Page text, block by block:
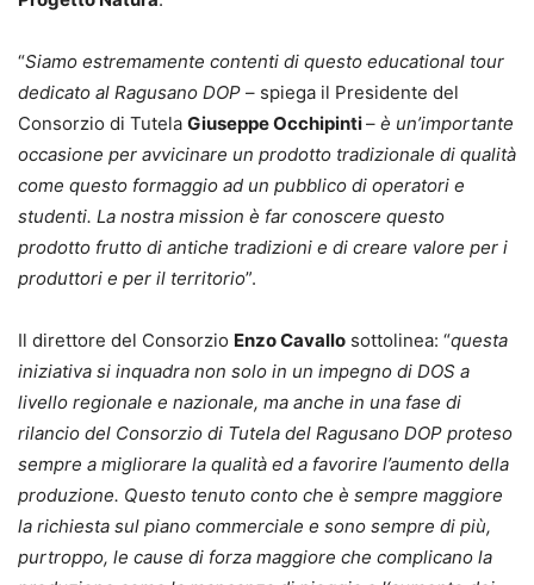
“Siamo estremamente contenti di questo educational tour
dedicato al Ragusano DOP – spiega il Presidente del
Consorzio di Tutela Giuseppe Occhipinti– è un’importante
occasione per avvicinare un prodotto tradizionale di qualità
come questo formaggio ad un pubblico di operatori e
studenti. La nostra mission è far conoscere questo
prodotto frutto di antiche tradizioni e di creare valore per i
produttori e per il territorio”.
Il direttore del Consorzio Enzo Cavallo sottolinea: “questa
iniziativa si inquadra non solo in un impegno di DOS a
livello regionale e nazionale, ma anche in una fase di
rilancio del Consorzio di Tutela del Ragusano DOP proteso
sempre a migliorare la qualità ed a favorire l’aumento della
produzione. Questo tenuto conto che è sempre maggiore
la richiesta sul piano commerciale e sono sempre di più,
purtroppo, le cause di forza maggiore che complicano la